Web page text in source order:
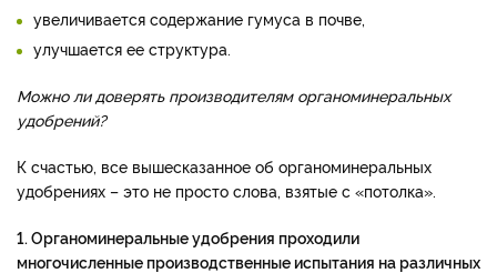
увеличивается содержание гумуса в почве,
улучшается ее структура.
Можно ли доверять производителям органоминеральных
удобрений?
К счастью, все вышесказанное об органоминеральных
удобрениях – это не просто слова, взятые с «потолка».
1. Органоминеральные удобрения проходили
многочисленные производственные испытания на различных